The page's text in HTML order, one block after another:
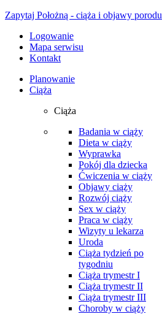
Zapytaj Położną - ciąża i objawy porodu
Logowanie
Mapa serwisu
Kontakt
Planowanie
Ciąża
Ciąża
Badania w ciąży
Dieta w ciąży
Wyprawka
Pokój dla dziecka
Ćwiczenia w ciąży
Objawy ciąży
Rozwój ciąży
Sex w ciąży
Praca w ciąży
Wizyty u lekarza
Uroda
Ciąża tydzień po
tygodniu
Ciąża trymestr I
Ciąża trymestr II
Ciąża trymestr III
Choroby w ciąży